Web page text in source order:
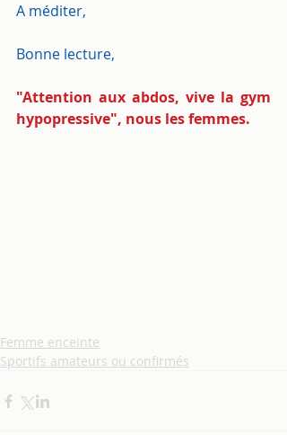
A méditer,
Bonne lecture,
"Attention aux abdos, vive la gym
hypopressive", nous les femmes.
Femme enceinte
Sportifs amateurs ou confirmés